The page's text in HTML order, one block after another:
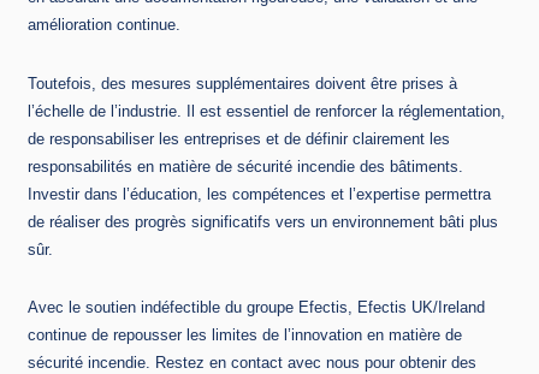
amélioration continue.
Toutefois, des mesures supplémentaires doivent être prises à
l’échelle de l’industrie. Il est essentiel de renforcer la réglementation,
de responsabiliser les entreprises et de définir clairement les
responsabilités en matière de sécurité incendie des bâtiments.
Investir dans l’éducation, les compétences et l’expertise permettra
de réaliser des progrès significatifs vers un environnement bâti plus
sûr.
Avec le soutien indéfectible du groupe Efectis, Efectis UK/Ireland
continue de repousser les limites de l’innovation en matière de
sécurité incendie. Restez en contact avec nous pour obtenir des